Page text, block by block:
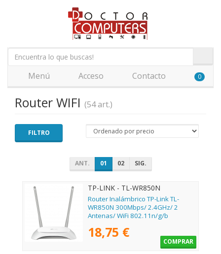
Menú Acceso Contacto 0
Router WIFI (54 art.)
FILTRO
ANT. 01 02 SIG.
TP-LINK - TL-WR850N
Router Inalámbrico TP-Link TL-
WR850N 300Mbps/ 2.4GHz/ 2
Antenas/ WiFi 802.11n/g/b
18,75 €
COMPRAR